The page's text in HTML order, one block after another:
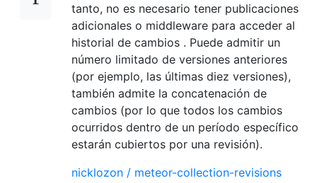
tanto, no es necesario tener publicaciones
adicionales o middleware para acceder al
historial de cambios . Puede admitir un
número limitado de versiones anteriores
(por ejemplo, las últimas diez versiones),
también admite la concatenación de
cambios (por lo que todos los cambios
ocurridos dentro de un período específico
estarán cubiertos por una revisión).
nicklozon / meteor-collection-revisions